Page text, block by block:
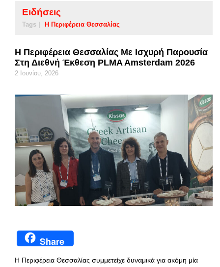
Ειδήσεις
Tags | Η Περιφέρεια Θεσσαλίας
Η Περιφέρεια Θεσσαλίας Με Ισχυρή Παρουσία
Στη Διεθνή Έκθεση PLMA Amsterdam 2026
2 Ιουνίου, 2026
Share
Η Περιφέρεια Θεσσαλίας συμμετείχε δυναμικά για ακόμη μία